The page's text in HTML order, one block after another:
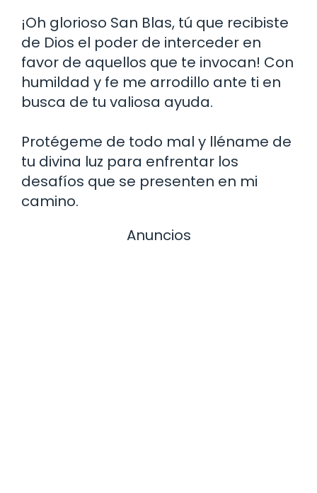
¡Oh glorioso San Blas, tú que recibiste
de Dios el poder de interceder en
favor de aquellos que te invocan! Con
humildad y fe me arrodillo ante ti en
busca de tu valiosa ayuda.
Protégeme de todo mal y lléname de
tu divina luz para enfrentar los
desafíos que se presenten en mi
camino.
Anuncios